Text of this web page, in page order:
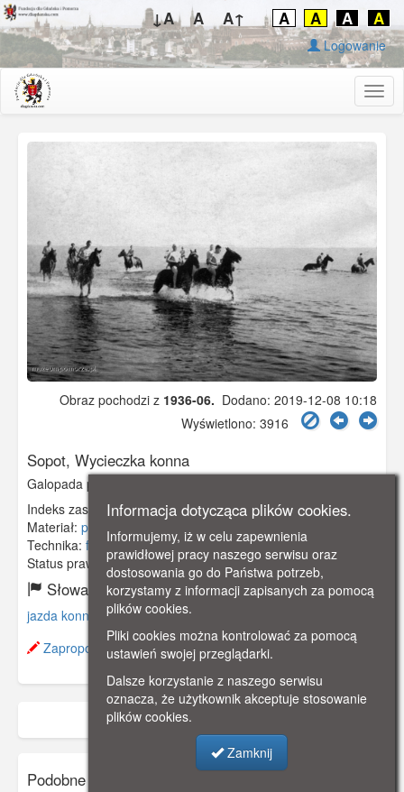
↓A A A↑ A A A A
Logowanie
Obraz pochodzi z 1936-06. Dodano: 2019-12-08 10:18
Wyświetlono: 3916
Sopot, Wycieczka konna
Galopada po morskich płyciznach. 1936 r., „Die Möwe".
Indeks zasobu:GSP02110
Materiał: papier fotograficzny
Technika: fotografia czarno-biała
Status prawny:Użycie Niekomercyjne
Słowa kluczowe:
jazda konna ludzie, wypoczynek
Zaproponuj zmianę opisu.
Podobne zasoby:
Informacja dotycząca plików cookies.
Informujemy, iż w celu zapewnienia
prawidłowej pracy naszego serwisu oraz
dostosowania go do Państwa potrzeb,
korzystamy z informacji zapisanych za pomocą
plików cookies.
Pliki cookies można kontrolować za pomocą
ustawień swojej przeglądarki.
Dalsze korzystanie z naszego serwisu
oznacza, że użytkownik akceptuje stosowanie
plików cookies.
Zamknij